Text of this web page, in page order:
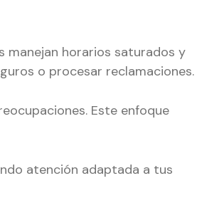
manejan horarios saturados y
o procesar reclamaciones.
Este enfoque
atención adaptada a tus